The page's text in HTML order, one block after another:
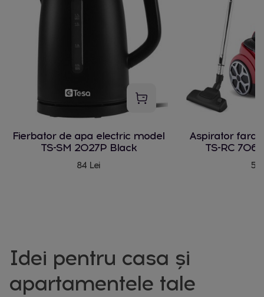
Fierbator de apa electric model
TS-SM 2027P Black
84 Lei
Aspirator fara
TS-RC 706
Idei pentru casa și
apartamentele tale